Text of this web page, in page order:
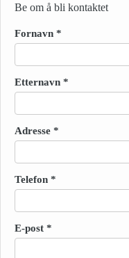
Be om å bli kontaktet
Fornavn *
Etternavn *
Adresse *
Telefon *
E-post *